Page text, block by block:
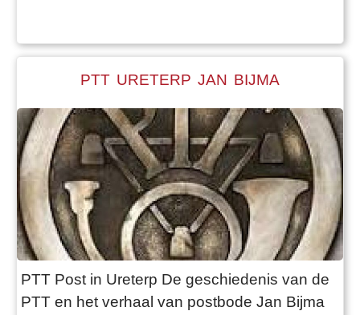
en landerijen bezat aan het
PTT URETERP JAN BIJMA
PTT Post in Ureterp De geschiedenis van de
PTT en het verhaal van postbode Jan Bijma